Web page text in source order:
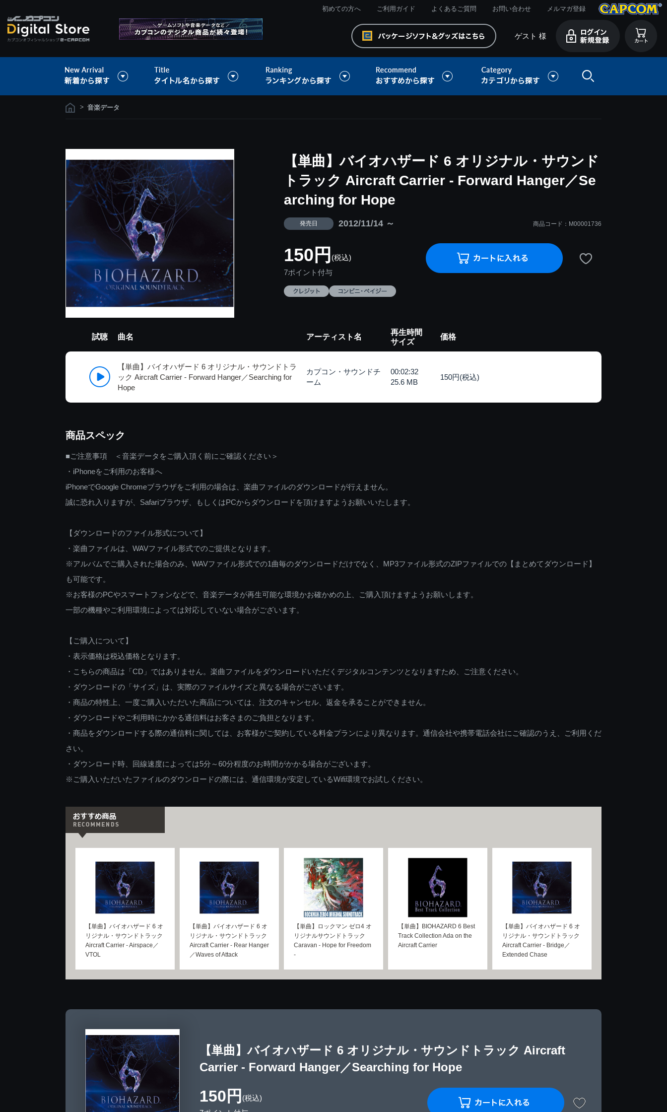
初めての方へ ご利用ガイド よくあるご質問 お問い合わせ メルマガ登録
ゲスト 様
> 音楽データ
【単曲】バイオハザード 6 オリジナル・サウンド
トラック Aircraft Carrier - Forward Hanger／Se
arching for Hope
発売日 2012/11/14 ～ 商品コード：M00001736
150円 (税込)
7ポイント付与
試聴 曲名 アーティスト名
再生時間
サイズ
価格
【単曲】バイオハザード 6 オリジナル・サウンドトラ
ック Aircraft Carrier - Forward Hanger／Searching for
Hope
カプコン・サウンドチ
ーム
00:02:32
25.6 MB
150円(税込)
商品スペック
■ご注意事項 ＜音楽データをご購入頂く前にご確認ください＞
・iPhoneをご利用のお客様へ
iPhoneでGoogle Chromeブラウザをご利用の場合は、楽曲ファイルのダウンロードが行えません。
誠に恐れ入りますが、Safariブラウザ、もしくはPCからダウンロードを頂けますようお願いいたします。
【ダウンロードのファイル形式について】
・楽曲ファイルは、WAVファイル形式でのご提供となります。
※アルバムでご購入された場合のみ、WAVファイル形式での1曲毎のダウンロードだけでなく、MP3ファイル形式のZIPファイルでの【まとめてダウンロード】
も可能です。
※お客様のPCやスマートフォンなどで、音楽データが再生可能な環境かお確かめの上、ご購入頂けますようお願いします。
一部の機種やご利用環境によっては対応していない場合がございます。
【ご購入について】
・表示価格は税込価格となります。
・こちらの商品は「CD」ではありません。楽曲ファイルをダウンロードいただくデジタルコンテンツとなりますため、ご注意ください。
・ダウンロードの「サイズ」は、実際のファイルサイズと異なる場合がございます。
・商品の特性上、一度ご購入いただいた商品については、注文のキャンセル、返金を承ることができません。
・ダウンロードやご利用時にかかる通信料はお客さまのご負担となります。
・商品をダウンロードする際の通信料に関しては、お客様がご契約している料金プランにより異なります。通信会社や携帯電話会社にご確認のうえ、ご利用くだ
さい。
・ダウンロード時、回線速度によっては5分～60分程度のお時間がかかる場合がございます。
※ご購入いただいたファイルのダウンロードの際には、通信環境が安定しているWifi環境でお試しください。
【単曲】バイオハザード 6 オ
リジナル・サウンドトラック
Aircraft Carrier - Airspace／
VTOL
【単曲】バイオハザード 6 オ
リジナル・サウンドトラック
Aircraft Carrier - Rear Hanger
／Waves of Attack
【単曲】ロックマン ゼロ4 オ
リジナルサウンドトラック
Caravan - Hope for Freedom
-
【単曲】BIOHAZARD 6 Best
Track Collection Ada on the
Aircraft Carrier
【単曲】バイオハザード 6 オ
リジナル・サウンドトラック
Aircraft Carrier - Bridge／
Extended Chase
【単曲】バイオハザード 6 オリジナル・サウンドトラック Aircraft
Carrier - Forward Hanger／Searching for Hope
150円 (税込)